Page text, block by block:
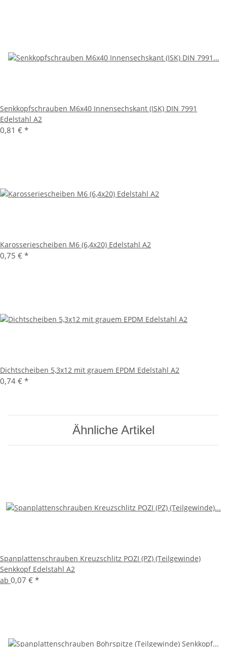
Senkkopfschrauben M6x40 Innensechskant (ISK) DIN 7991
Edelstahl A2
0,81 € *
Karosseriescheiben M6 (6,4x20) Edelstahl A2
0,75 € *
Dichtscheiben 5,3x12 mit grauem EPDM Edelstahl A2
0,74 € *
Ähnliche Artikel
Spanplattenschrauben Kreuzschlitz POZI (PZ) (Teilgewinde)
Senkkopf Edelstahl A2
ab 0,07 € *